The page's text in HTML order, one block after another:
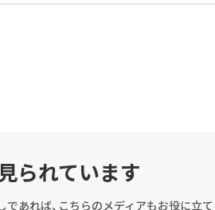
られています
あれば、こちらのメディアもお役に立て